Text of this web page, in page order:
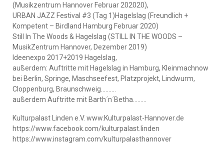
(Musikzentrum Hannover Februar 202020),
URBAN JAZZ Festival #3 (Tag 1)Hagelslag (Freundlich +
Kompetent – Birdland Hamburg Februar 2020)
Still In The Woods & Hagelslag (STILL IN THE WOODS –
MusikZentrum Hannover, Dezember 2019)
Ideenexpo 2017+2019 Hagelslag,
außerdem: Auftritte mit Hagelslag in Hamburg, Kleinmachnow
bei Berlin, Springe, Maschseefest, Platzprojekt, Lindwurm,
Cloppenburg, Braunschweig……….
außerdem Auftritte mit Barth´n´Betha………
Kulturpalast Linden e.V. www.Kulturpalast-Hannover.de
https://www.facebook.com/kulturpalast.linden
https://www.instagram.com/kulturpalasthannover